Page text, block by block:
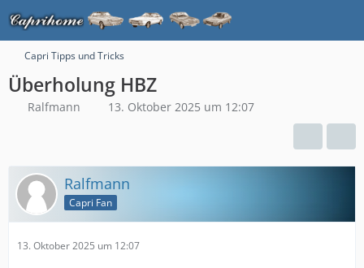
Capri Tipps und Tricks
Überholung HBZ
Ralfmann 13. Oktober 2025 um 12:07
Ralfmann
Capri Fan
13. Oktober 2025 um 12:07